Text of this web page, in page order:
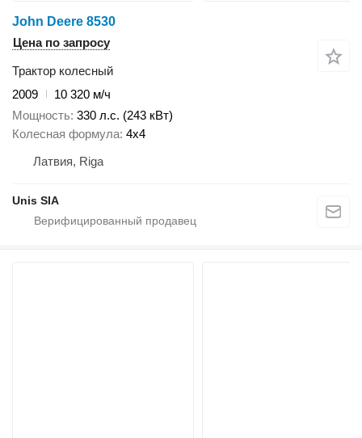
John Deere 8530
Цена по запросу
Трактор колесный
2009
10 320 м/ч
Мощность 330 л.с. (243 кВт)
Колесная формула 4x4
Латвия, Riga
Unis SIA